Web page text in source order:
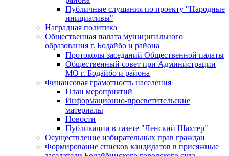
Публичные слушания по проекту "Народные
инициативы"
Наградная политика
Общественная палата муниципального
образования г. Бодайбо и района
Протоколы заседаний Общественной палаты
Общественный совет при Администрации
МО г. Бодайбо и района
Финансовая грамотность населения
План мероприятий
Информационно-просветительские
материалы
Новости
Публикации в газете "Ленский Шахтер"
Осуществление избирательных прав граждан
Формирование списков кандидатов в присяжные